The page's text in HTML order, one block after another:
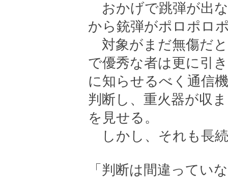
おかげで跳弾が出
から銃弾がポロポロ
対象がまだ無傷だ
で優秀な者は更に引
に知らせるべく通信
判断し、重火器が収
を見せる。
しかし、それも長
「判断は間違ってい